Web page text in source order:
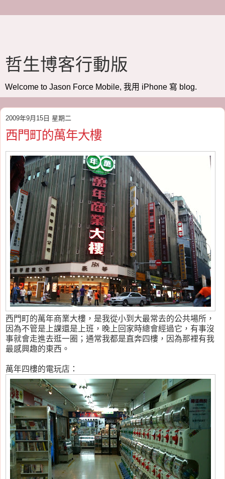
哲生博客行動版
Welcome to Jason Force Mobile, 我用 iPhone 寫 blog.
2009年9月15日 星期二
西門町的萬年大樓
西門町的萬年商業大樓，是我從小到大最常去的公共場所，
因為不管是上課還是上班，晚上回家時總會經過它，有事沒
事就會走進去逛一圈；通常我都是直奔四樓，因為那裡有我
最感興趣的東西。
萬年四樓的電玩店：